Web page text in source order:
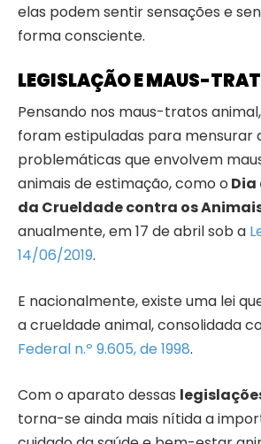
elas podem sentir sensações e
formaconsciente.
LEGISLAÇÃO E MAUS-
Pensando nos maus-tratos
foram estipuladas para mensurar
problemáticas que envolvem
animais de estimação, como o Dia
da Crueldade contra os
anualmente, em 17 de abril sob a
14/06/2019.
E nacionalmente, existe uma lei
a crueldade animal, consolidada
Federal n.º 9.605, de 1998.
Com o aparato dessas
torna-se ainda mais nítida a